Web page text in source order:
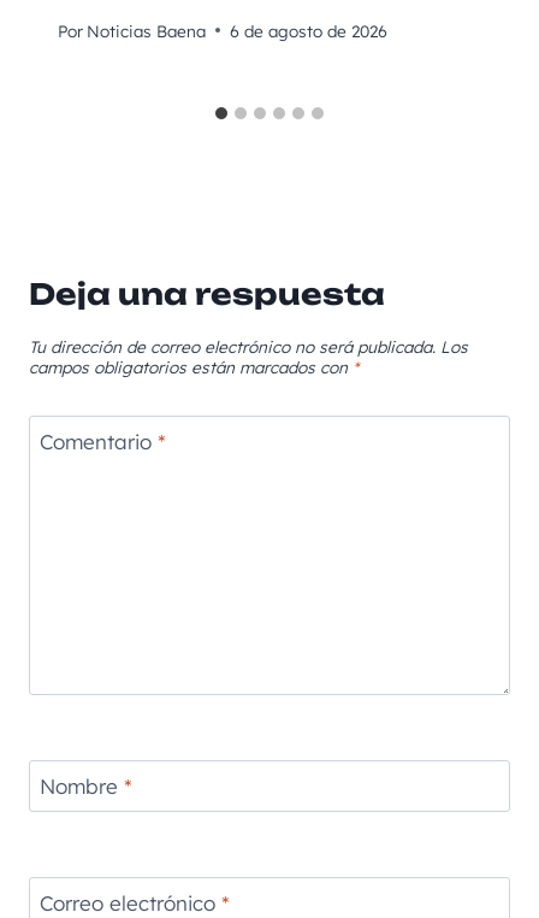
Por Noticias Baena 6 de agosto de 2026
Deja una respuesta
Tu dirección de correo electrónico no será publicada. Los
campos obligatorios están marcados con *
Comentario *
Nombre *
Correo electrónico *